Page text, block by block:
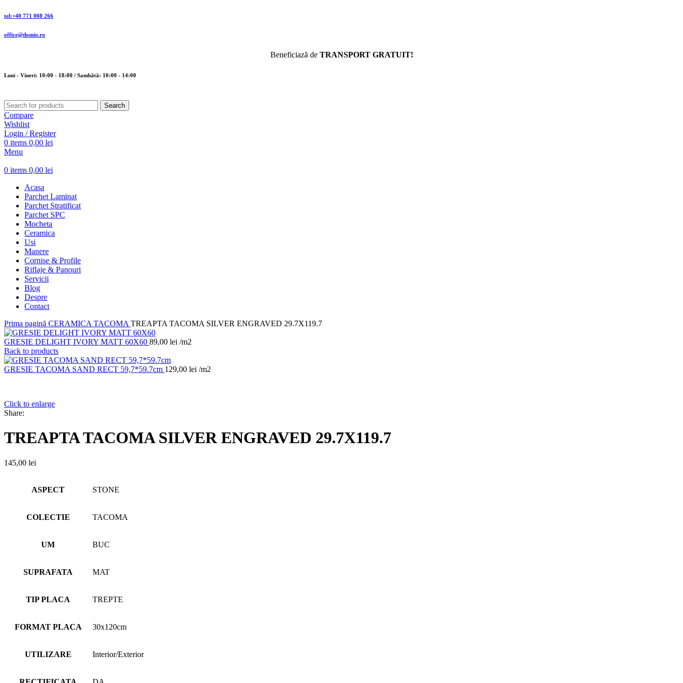
tel:+40 771 008 266
office@domio.ro
Beneficiază de TRANSPORT GRATUIT!
Luni - Vineri: 10:00 - 18:00 / Sambătă: 10:00 - 14:00
Search
Compare
Wishlist
Login / Register
0 items 0,00 lei
Menu
0 items 0,00 lei
Acasa
Parchet Laminat
Parchet Stratificat
Parchet SPC
Mocheta
Ceramica
Usi
Manere
Cornise & Profile
Riflaje & Panouri
Servicii
Blog
Despre
Contact
Prima pagină CERAMICA TACOMA TREAPTA TACOMA SILVER ENGRAVED 29.7X119.7
GRESIE DELIGHT IVORY MATT 60X60 89,00 lei /m2
Back to products
GRESIE TACOMA SAND RECT 59,7*59.7cm 129,00 lei /m2
Click to enlarge
Share:
TREAPTA TACOMA SILVER ENGRAVED 29.7X119.7
145,00 lei
ASPECT STONE
COLECTIE TACOMA
UM BUC
SUPRAFATA MAT
TIP PLACA TREPTE
FORMAT PLACA 30x120cm
UTILIZARE Interior/Exterior